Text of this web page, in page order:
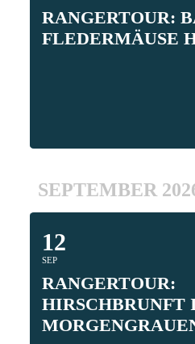
RANGERTOUR:
FLEDERMÄUSE
SEPTEMBER
12
SEP
RANGERTOUR:
IM